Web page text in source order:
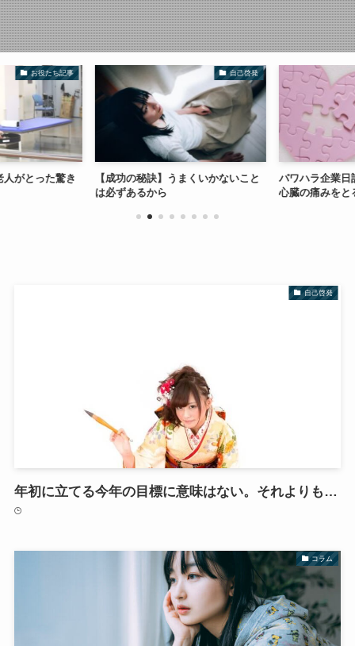
お役たち記事
がとった驚き
自己啓発
【成功の秘訣】うまくいかないこと
は必ずあるから
パワハラ企業日
心臓の痛みをと
自己啓発
年初に立てる今年の目標に意味はない。それよりも…
コラム